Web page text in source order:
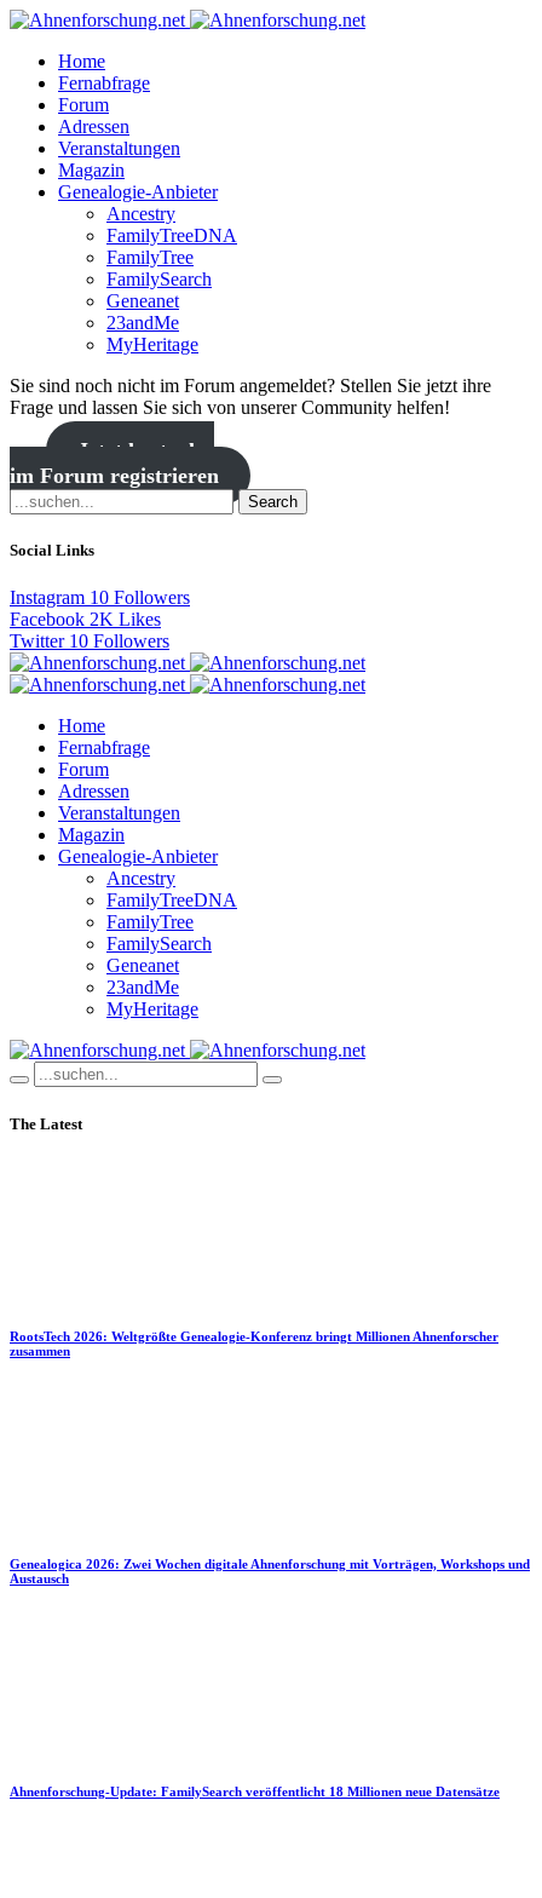
Home
Fernabfrage
Forum
Adressen
Veranstaltungen
Magazin
Genealogie-Anbieter
Ancestry
FamilyTreeDNA
FamilyTree
FamilySearch
Geneanet
23andMe
MyHeritage
Sie sind noch nicht im Forum angemeldet? Stellen Sie jetzt ihre
Frage und lassen Sie sich von unserer Community helfen!
Jetzt kostenlos
im Forum registrieren
Search
Social Links
Instagram 10 Followers
Facebook 2K Likes
Twitter 10 Followers
Home
Fernabfrage
Forum
Adressen
Veranstaltungen
Magazin
Genealogie-Anbieter
Ancestry
FamilyTreeDNA
FamilyTree
FamilySearch
Geneanet
23andMe
MyHeritage
The Latest
RootsTech 2026: Weltgrößte Genealogie-Konferenz bringt Millionen Ahnenforscher
zusammen
Genealogica 2026: Zwei Wochen digitale Ahnenforschung mit Vorträgen, Workshops und
Austausch
Ahnenforschung-Update: FamilySearch veröffentlicht 18 Millionen neue Datensätze